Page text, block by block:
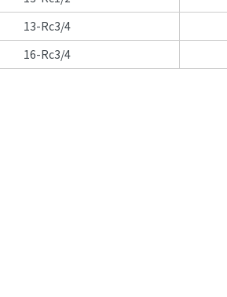
13-Rc3/4
16-Rc3/4